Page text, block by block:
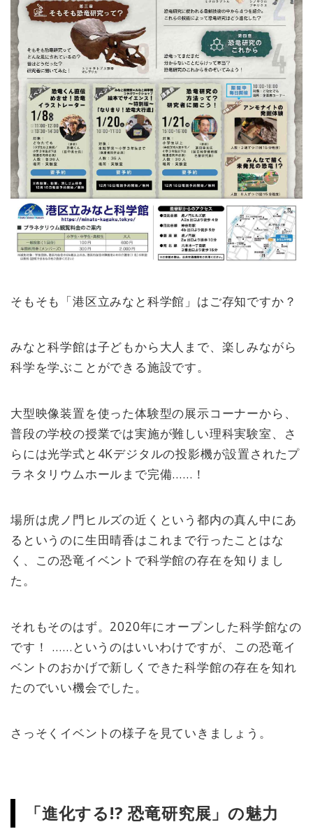
そもそも「港区立みなと科学館」はご存知ですか？
みなと科学館は子どもから大人まで、楽しみながら
科学を学ぶことができる施設です。
大型映像装置を使った体験型の展示コーナーから、
普段の学校の授業では実施が難しい理科実験室、さ
らには光学式と4Kデジタルの投影機が設置されたプ
ラネタリウムホールまで完備……！
場所は虎ノ門ヒルズの近くという都内の真ん中にあ
るというのに生田晴香はこれまで行ったことはな
く、この恐竜イベントで科学館の存在を知りまし
た。
それもそのはず。2020年にオープンした科学館なの
です！ ……というのはいいわけですが、この恐竜イ
ベントのおかげで新しくできた科学館の存在を知れ
たのでいい機会でした。
さっそくイベントの様子を見ていきましょう。
「進化する!? 恐竜研究展」の魅力